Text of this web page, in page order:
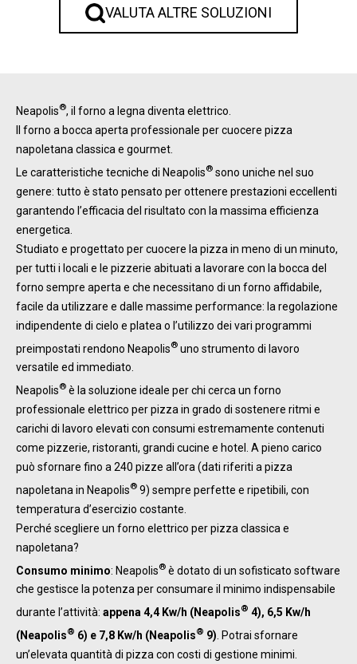
VALUTA ALTRE SOLUZIONI
Neapolis®, il forno a legna diventa elettrico.
Il forno a bocca aperta professionale per cuocere pizza
napoletana classica e gourmet.
Le caratteristiche tecniche di Neapolis® sono uniche nel suo
genere: tutto è stato pensato per ottenere prestazioni eccellenti
garantendo l’efficacia del risultato con la massima efficienza
energetica.
Studiato e progettato per cuocere la pizza in meno di un minuto,
per tutti i locali e le pizzerie abituati a lavorare con la bocca del
forno sempre aperta e che necessitano di un forno affidabile,
facile da utilizzare e dalle massime performance: la regolazione
indipendente di cielo e platea o l’utilizzo dei vari programmi
preimpostati rendono Neapolis® uno strumento di lavoro
versatile ed immediato.
Neapolis® è la soluzione ideale per chi cerca un forno
professionale elettrico per pizza in grado di sostenere ritmi e
carichi di lavoro elevati con consumi estremamente contenuti
come pizzerie, ristoranti, grandi cucine e hotel. A pieno carico
può sfornare fino a 240 pizze all’ora (dati riferiti a pizza
napoletana in Neapolis® 9) sempre perfette e ripetibili, con
temperatura d’esercizio costante.
Perché scegliere un forno elettrico per pizza classica e
napoletana?
Consumo minimo: Neapolis® è dotato di un sofisticato software
che gestisce la potenza per consumare il minimo indispensabile
durante l’attività: appena 4,4 Kw/h (Neapolis® 4), 6,5 Kw/h
(Neapolis® 6) e 7,8 Kw/h (Neapolis® 9) . Potrai sfornare
un’elevata quantità di pizza con costi di gestione minimi.